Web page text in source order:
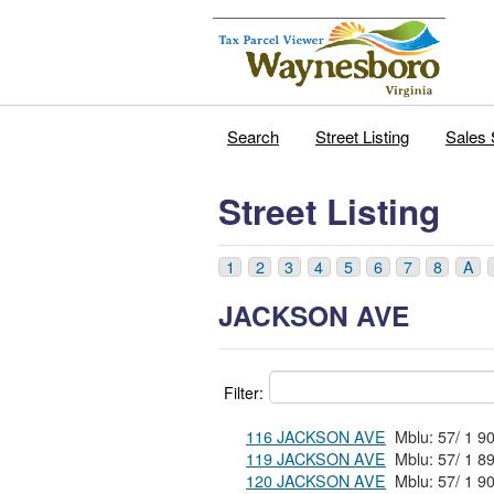
Search Street Listing Sales
Street Listing
1 2 3 4 5 6 7 8 A
JACKSON AVE
Filter:
116 JACKSON AVE
119 JACKSON AVE
120 JACKSON AVE